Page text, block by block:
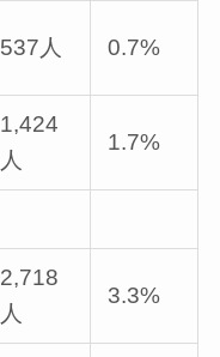
537人 0.7%
1,424
人
1.7%
2,718
人
3.3%